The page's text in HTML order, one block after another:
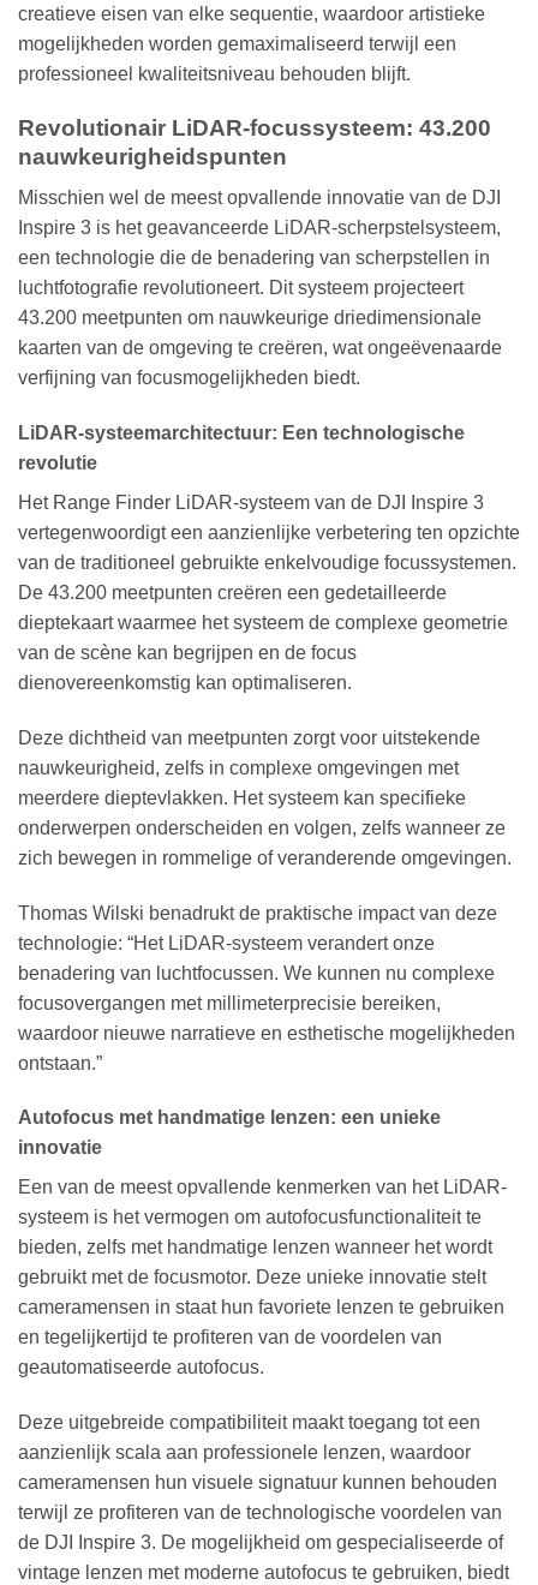
creatieve eisen van elke sequentie, waardoor artistieke
mogelijkheden worden gemaximaliseerd terwijl een
professioneel kwaliteitsniveau behouden blijft.
Revolutionair LiDAR-focussysteem: 43.200
nauwkeurigheidspunten
Misschien wel de meest opvallende innovatie van de DJI
Inspire 3 is het geavanceerde LiDAR-scherpstelsysteem,
een technologie die de benadering van scherpstellen in
luchtfotografie revolutioneert. Dit systeem projecteert
43.200 meetpunten om nauwkeurige driedimensionale
kaarten van de omgeving te creëren, wat ongeëvenaarde
verfijning van focusmogelijkheden biedt.
LiDAR-systeemarchitectuur: Een technologische
revolutie
Het Range Finder LiDAR-systeem van de DJI Inspire 3
vertegenwoordigt een aanzienlijke verbetering ten opzichte
van de traditioneel gebruikte enkelvoudige focussystemen.
De 43.200 meetpunten creëren een gedetailleerde
dieptekaart waarmee het systeem de complexe geometrie
van de scène kan begrijpen en de focus
dienovereenkomstig kan optimaliseren.
Deze dichtheid van meetpunten zorgt voor uitstekende
nauwkeurigheid, zelfs in complexe omgevingen met
meerdere dieptevlakken. Het systeem kan specifieke
onderwerpen onderscheiden en volgen, zelfs wanneer ze
zich bewegen in rommelige of veranderende omgevingen.
Thomas Wilski benadrukt de praktische impact van deze
technologie: “Het LiDAR-systeem verandert onze
benadering van luchtfocussen. We kunnen nu complexe
focusovergangen met millimeterprecisie bereiken,
waardoor nieuwe narratieve en esthetische mogelijkheden
ontstaan.”
Autofocus met handmatige lenzen: een unieke
innovatie
Een van de meest opvallende kenmerken van het LiDAR-
systeem is het vermogen om autofocusfunctionaliteit te
bieden, zelfs met handmatige lenzen wanneer het wordt
gebruikt met de focusmotor. Deze unieke innovatie stelt
cameramensen in staat hun favoriete lenzen te gebruiken
en tegelijkertijd te profiteren van de voordelen van
geautomatiseerde autofocus.
Deze uitgebreide compatibiliteit maakt toegang tot een
aanzienlijk scala aan professionele lenzen, waardoor
cameramensen hun visuele signatuur kunnen behouden
terwijl ze profiteren van de technologische voordelen van
de DJI Inspire 3. De mogelijkheid om gespecialiseerde of
vintage lenzen met moderne autofocus te gebruiken, biedt